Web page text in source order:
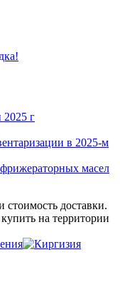
2025 г
в 2025-м
масел
стоимость доставки.
на территории